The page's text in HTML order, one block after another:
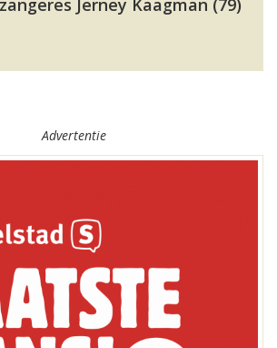
Jerney Kaagman (79)
Advertentie